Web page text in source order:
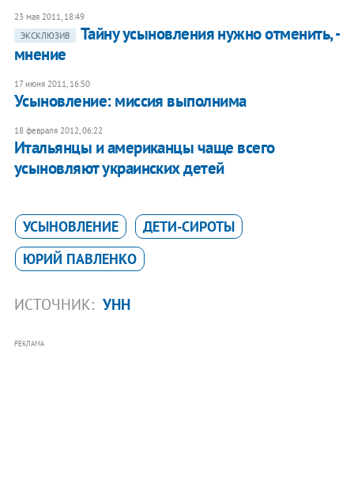
23 мая 2011, 18:49
ЭКСКЛЮЗИВ
Тайну усыновления нужно отменить, -
мнение
17 июня 2011, 16:50
Усыновление: миссия выполнима
18 февраля 2012, 06:22
Итальянцы и американцы чаще всего
усыновляют украинских детей
УСЫНОВЛЕНИЕ
ДЕТИ-СИРОТЫ
ЮРИЙ ПАВЛЕНКО
ИСТОЧНИК: УНН
РЕКЛАМА